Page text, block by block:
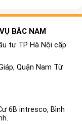
BẮC NAM
tư TP Hà Nội cấp
Quận Nam Từ
6B intresco, Bình